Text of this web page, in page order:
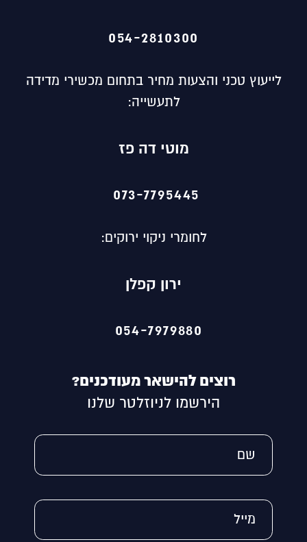
054-2810300
לייעוץ טכני והצעות מחיר בתחום מכשירי מדידה
לתעשייה:
מוטי דה פז
073-7795445
לחומרי ניקוי ירוקים:
ירון קפלן
054-7979880
רוצים להישאר מעודכנים?
הירשמו לניוזלטר שלנו
שם
מייל